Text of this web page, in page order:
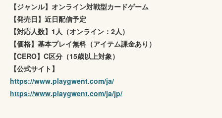
【ジャンル】オンライン対戦型カードゲーム
【発売日】近日配信予定
【対応人数】1人（オンライン：2人）
【価格】基本プレイ無料（アイテム課金あり）
【CERO】C区分（15歳以上対象）
【公式サイト】
https://www.playgwent.com/ja/
https://www.playgwent.com/ja/jp/